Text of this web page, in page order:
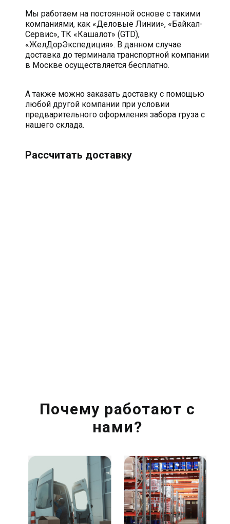
Мы работаем на постоянной основе с такими
компаниями, как «Деловые Линии», «Байкал-
Сервис», ТК «Кашалот» (GTD),
«ЖелДорЭкспедиция». В данном случае
доставка до терминала транспортной компании
в Москве осуществляется бесплатно.
А также можно заказать доставку с помощью
любой другой компании при условии
предварительного оформления забора груза с
нашего склада.
Рассчитать доставку
Почему работают с
нами?